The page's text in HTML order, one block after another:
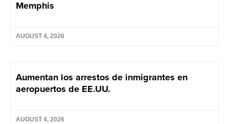
Memphis
AUGUST 4, 2026
Aumentan los arrestos de inmigrantes en
aeropuertos de EE.UU.
AUGUST 4, 2026